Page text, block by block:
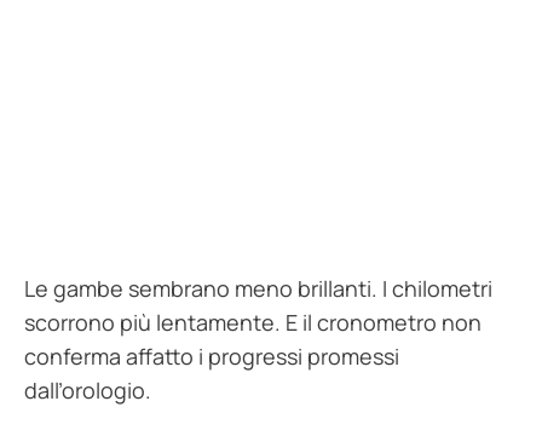
Le gambe sembrano meno brillanti. I chilometri
scorrono più lentamente. E il cronometro non
conferma affatto i progressi promessi
dall’orologio.